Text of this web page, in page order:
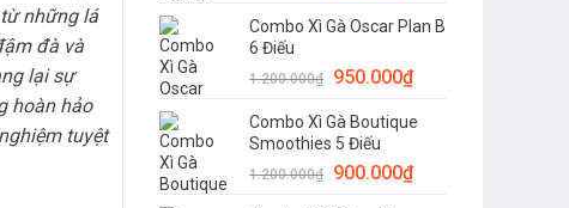
Combo Xì Gà Oscar Plan B
6 Điếu
1.200.000₫ 950.000₫
Combo Xì Gà Boutique
Smoothies 5 Điếu
1.200.000₫ 900.000₫
những lá
đà và
lại sự
hoàn hảo
tuyệt